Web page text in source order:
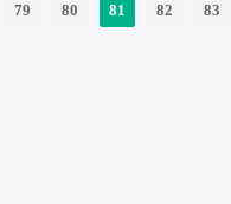
79 80 81 82 83